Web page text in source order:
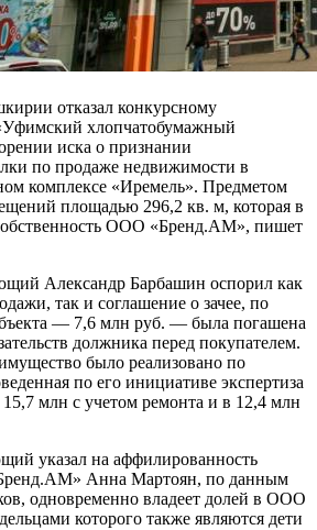
отказал конкурсному
хлопчатобумажный
иска о признании
по продаже недвижимости в
комплексе «Иремель». Предметом
площадью 296,2 кв. м, которая в
ООО «Бренд.АМ», пишет
Александр Барбашин оспорил как
так и соглашение о зачее, по
— 7,6 млн руб. — была погашена
должника перед покупателем.
было реализовано по
по его инициативе экспертиза
млн с учетом ремонта и в 12,4 млн
указал на аффилированность
Анна Мартоян, по данным
одновременно владеет долей в ООО
которого также являются дети